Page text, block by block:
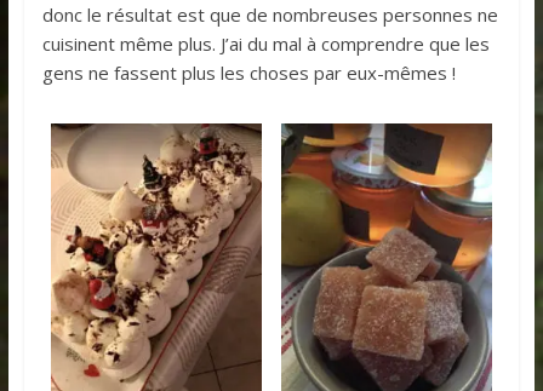
donc le résultat est que de nombreuses personnes ne
cuisinent même plus. J’ai du mal à comprendre que les
gens ne fassent plus les choses par eux-mêmes !